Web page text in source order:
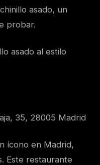
asado, un
probar.
asado al estilo
35, 28005 Madrid
ícono en Madrid,
Este restaurante